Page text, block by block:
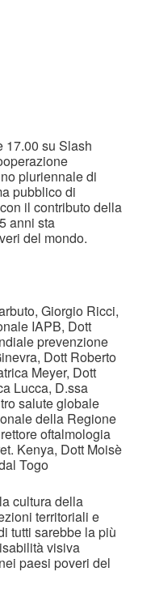
17.00 su Slash
pluriennale di
pubblico di
il contributo della
anni sta
del mondo.
Giorgio Ricci,
IAPB, Dott
prevenzione
Dott Roberto
Meyer, Dott
Lucca, D.ssa
salute globale
della Regione
oftalmologia
Kenya, Dott Moisè
Togo
cultura della
territoriali e
tutti sarebbe la più
visiva
paesi poveri del